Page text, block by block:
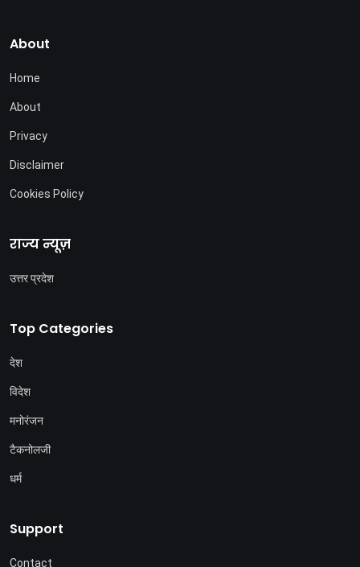
About
Home
About
Privacy
Disclaimer
Cookies Policy
राज्य न्यूज़
उत्तर प्रदेश
Top Categories
देश
विदेश
मनोरंजन
टैकनोलजी
धर्म
Support
Contact